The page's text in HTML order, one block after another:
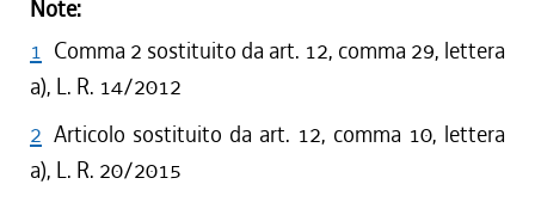
Note:
1 Comma 2 sostituito da art. 12, comma 29, lettera
a), L. R. 14/2012
2 Articolo sostituito da art. 12, comma 10, lettera
a), L. R. 20/2015